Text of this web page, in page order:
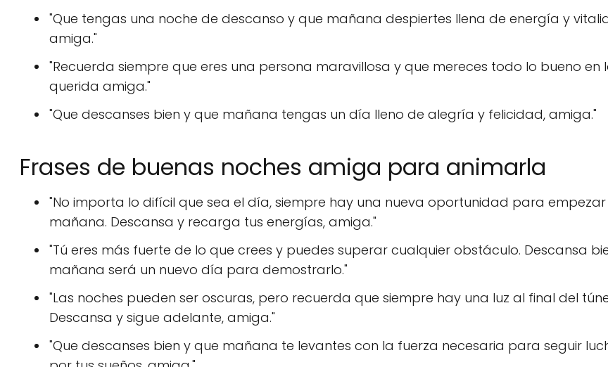
"Que tengas una noche de descanso y que mañana despiertes llena de energía y
amiga."
"Recuerda siempre que eres una persona maravillosa y que mereces todo lo bueno en
querida amiga."
"Que descanses bien y que mañana tengas un día lleno de alegría y felicidad, amiga."
Frases de buenas noches amiga para animarla
"No importa lo difícil que sea el día, siempre hay una nueva oportunidad para
mañana. Descansa y recarga tus energías, amiga."
"Tú eres más fuerte de lo que crees y puedes superar cualquier obstáculo. Descansa
mañana será un nuevo día para demostrarlo."
"Las noches pueden ser oscuras, pero recuerda que siempre hay una luz al final del
Descansa y sigue adelante, amiga."
"Que descanses bien y que mañana te levantes con la fuerza necesaria para seguir